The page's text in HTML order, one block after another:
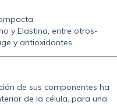
y Elastina, entre otros-
y antioxidantes.
de sus componentes ha
de la célula, para una